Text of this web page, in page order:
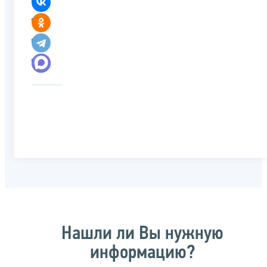
Нашли ли Вы нужную
информацию?